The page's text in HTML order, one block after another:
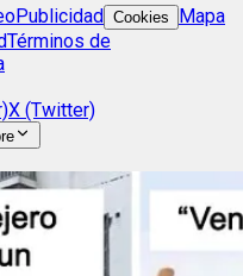
Publicidad Cookies
Mapa
Términos de
X (Twitter)